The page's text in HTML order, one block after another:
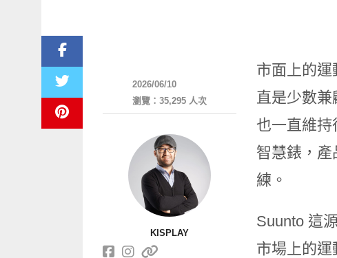
市面上的
直是少數兼
也一直維持
智慧錶，產
練。
Suunto 這
市場上的
2026/06/10
瀏覽：35,295 人次
KISPLAY